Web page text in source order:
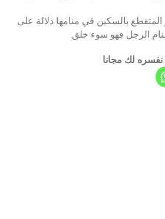
بالسكين في منامها دلالة على
الرجل فهو سوء خلق.
لك مجانا